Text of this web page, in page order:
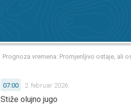
Prognoza vremena: Promjenljivo ostaje, ali
07:00 2. februar 2026.
Stiže olujno jugo